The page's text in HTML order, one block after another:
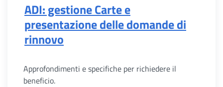
ADI: gestione Carte e
presentazione delle domande di
rinnovo
Approfondimenti e specifiche per richiedere il
beneficio.